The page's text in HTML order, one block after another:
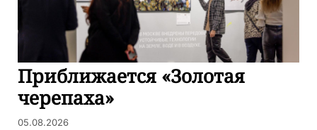
Приближается «Золотая
черепаха»
05.08.2026